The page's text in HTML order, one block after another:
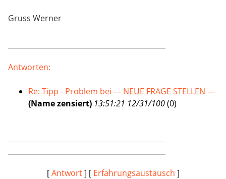
Gruss Werner
Antworten:
Re: Tipp - Problem bei --- NEUE FRAGE STELLEN ---
(Name zensiert) 13:51:21 12/31/100(0)
[Antwort] [ Erfahrungsaustausch ]